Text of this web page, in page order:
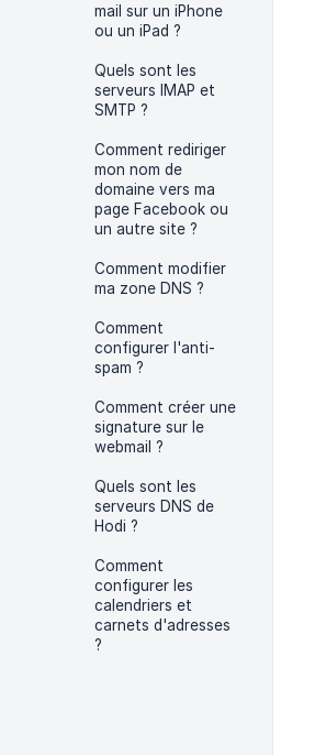
mail sur un iPhone
ou un iPad ?
Quels sont les
serveurs IMAP et
SMTP ?
Comment rediriger
mon nom de
domaine vers ma
page Facebook ou
un autre site ?
Comment modifier
ma zone DNS ?
Comment
configurer l'anti-
spam ?
Comment créer une
signature sur le
webmail ?
Quels sont les
serveurs DNS de
Hodi ?
Comment
configurer les
calendriers et
carnets d'adresses
?